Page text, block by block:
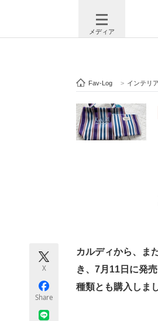
メディア
注目記事を集めた
ビジネスと働き
ITエンジニア向け
モノづくり技術者
Fav-Log > インテリ
X
Share
カルディから、ま
き、7月11日に発
種類とも購入しま